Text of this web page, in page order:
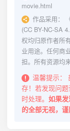
movie.html
作品采用：
(CC BY-NC-SA
权均归原作者所
业用途。任何商
担。所有资源均
温馨提示：
存！若发现问
时处理。 如果
的全部无视，谨